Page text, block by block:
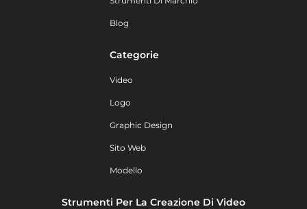
Blog
Categorie
Video
Logo
Graphic Design
Sito Web
Modello
Strumenti Per La Creazione Di Video